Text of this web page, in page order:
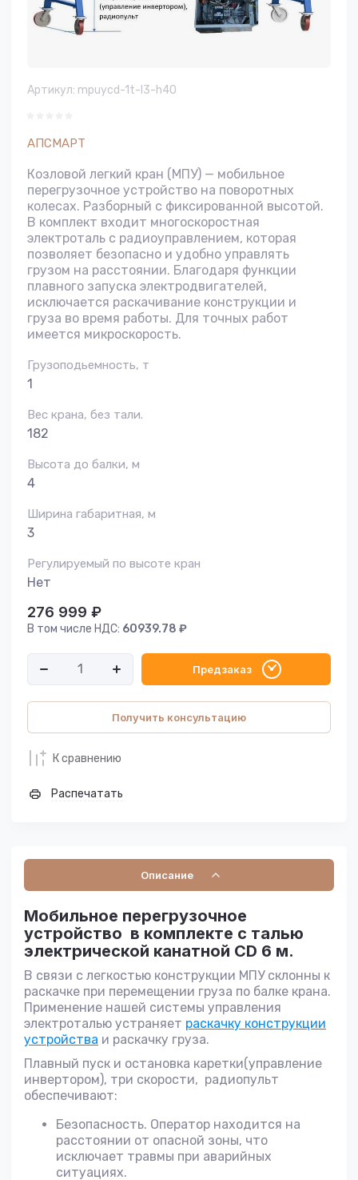
Артикул: mpuycd-1t-l3-h40
АПСМАРТ
Козловой легкий кран (МПУ) — мобильное
перегрузочное устройство на поворотных
колесах. Разборный с фиксированной высотой.
В комплект входит многоскоростная
электроталь с радиоуправлением, которая
позволяет безопасно и удобно управлять
грузом на расстоянии. Благодаря функции
плавного запуска электродвигателей,
исключается раскачивание конструкции и
груза во время работы. Для точных работ
имеется микроскорость.
Грузоподьемность, т
1
Вес крана, без тали.
182
Высота до балки, м
4
Ширина габаритная, м
3
Регулируемый по высоте кран
Нет
276 999 ₽
В том числе НДС: 60939.78 ₽
Предзаказ
Получить консультацию
К сравнению
Распечатать
Описание
Мобильное перегрузочное
устройство в комплекте с талью
электрической канатной СD 6 м.
В связи с легкостью конструкции МПУ склонны к
раcкачке при перемещении груза по балке крана.
Применение нашей системы управления
электроталью устраняет раскачку конструкции
устройства и раскачку груза.
Плавный пуск и остановка каретки(управление
инвертором), три скорости, радиопульт
обеспечивают:
Безопасность. Оператор находится на
расстоянии от опасной зоны, что
исключает травмы при аварийных
ситуациях.